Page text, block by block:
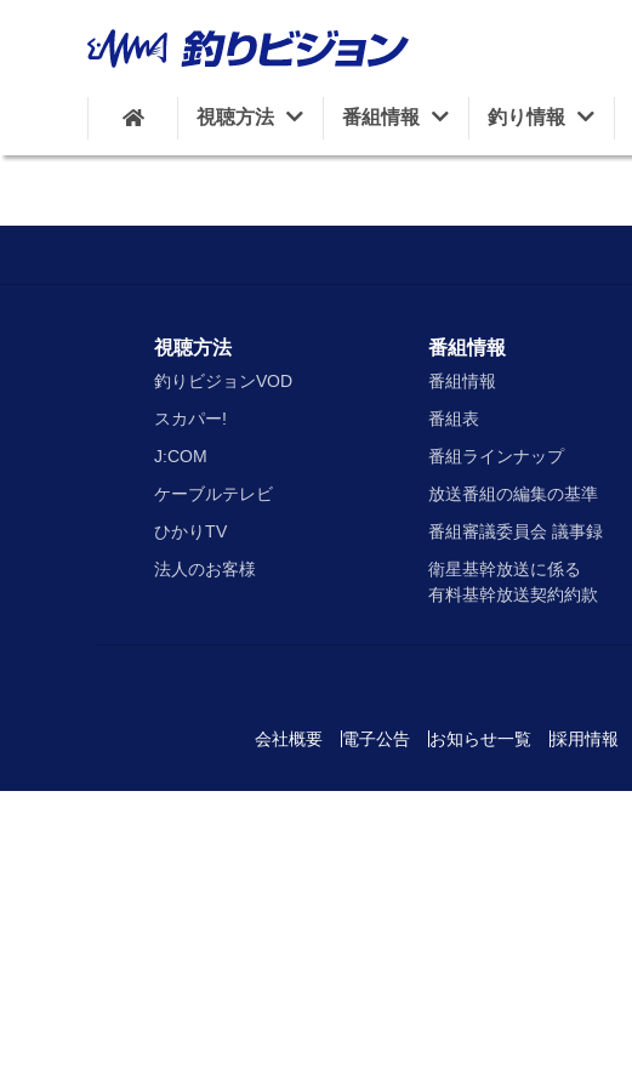
視聴方法 番組情報 釣り情報
視聴方法
釣りビジョンVOD
スカパー!
J:COM
ケーブルテレビ
ひかりTV
法人のお客様
番組情報
番組情報
番組表
番組ラインナップ
放送番組の編集の基準
番組審議委員会 議事録
衛星基幹放送に係る
有料基幹放送契約約款
会社概要 電子公告 お知らせ一覧 採用情報